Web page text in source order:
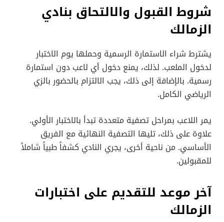
شروط القبول والالتحاق بنادي
الزمالك
يشترط شراء الاستمارة الرسمية وحملها يوم الاختبار
لدخول الملعب. لذلك، يمنع دخول أي لاعب دون استمارة
رسمية. بالإضافة إلى ذلك، يجب الالتزام بالحضور بالزي
الرياضي الكامل.
يمر اللاعب بمراحل تصفية متعددة تبدأ بالاختبار الأولي.
علاوة على ذلك، تليها التصفية النهائية مع الفريق
الأساسي. من ناحية أخرى، يجري النادي كشفاً طبياً شاملاً
للمقبولين.
آخر موعد للتقديم على اختبارات
الزمالك